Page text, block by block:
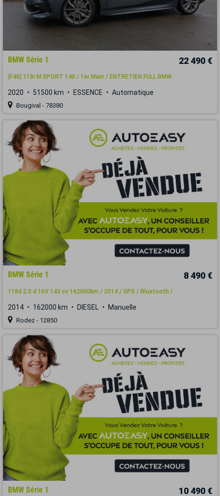
BMW Série 1 22 490 €
(F40) 118i M SPORT 140 / 1er Main / ENTRETIEN FULL BMW
2020 51500 km ESSENCE Automatique
Bougival - 78380
BMW Série 1 8 490 €
118d 2.0 d 16V 143 cv 162000km / 2014 / GPS / Bluetooth /
2014 162000 km DIESEL Manuelle
Rodez - 12850
BMW Série 1 10 490 €